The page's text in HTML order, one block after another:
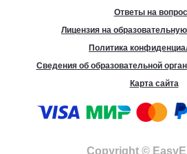
Ответы на
Лицензия на
Политика
Сведения об образовательной
Карта сайта
Copyright ©